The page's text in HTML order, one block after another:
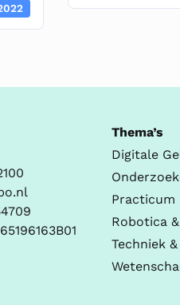
Thema’s
Digitale
Practicum
Robotica
Techniek